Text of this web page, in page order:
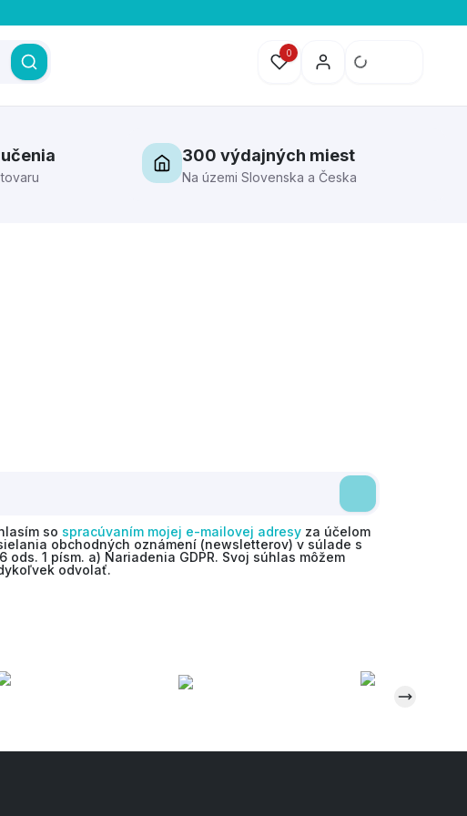
0
300 výdajných miest
Na územi Slovenska a Česka
so spracúvaním mojej e-mailovej adresy za účelom
obchodných oznámení (newsletterov) v súlade s
ods. 1 písm. a) Nariadenia GDPR. Svoj súhlas môžem
odvolať.